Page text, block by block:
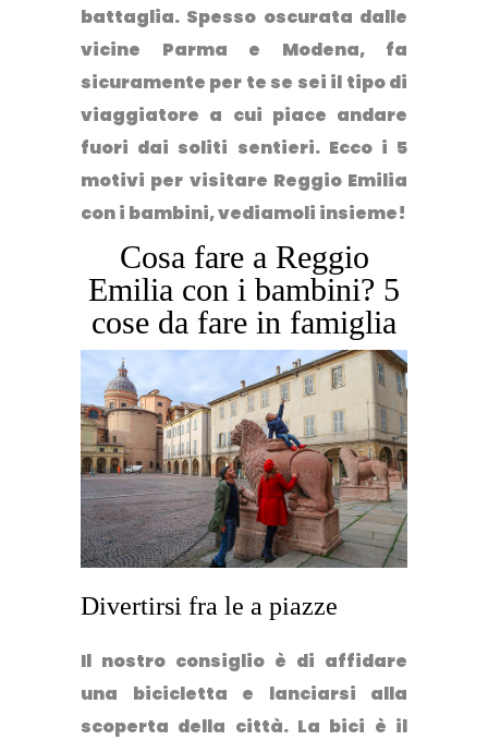
battaglia. Spesso oscurata dalle
vicine Parma e Modena, fa
sicuramente per te se sei il tipo di
viaggiatore a cui piace andare
fuori dai soliti sentieri. Ecco i 5
motivi per visitare Reggio Emilia
con i bambini, vediamoli insieme!
Cosa fare a Reggio
Emilia con i bambini? 5
cose da fare in famiglia
Divertirsi fra le a piazze
Il nostro consiglio è di affidare
una bicicletta e lanciarsi alla
scoperta della città. La bici è il